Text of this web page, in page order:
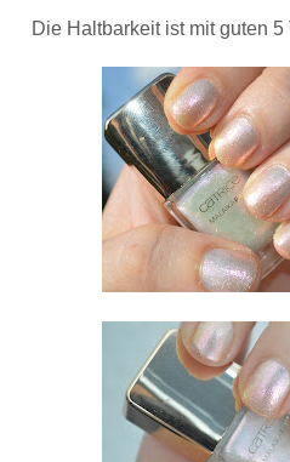
Die Haltbarkeit ist mit guten